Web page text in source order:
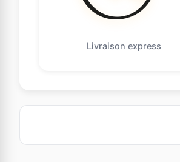
Livraison express